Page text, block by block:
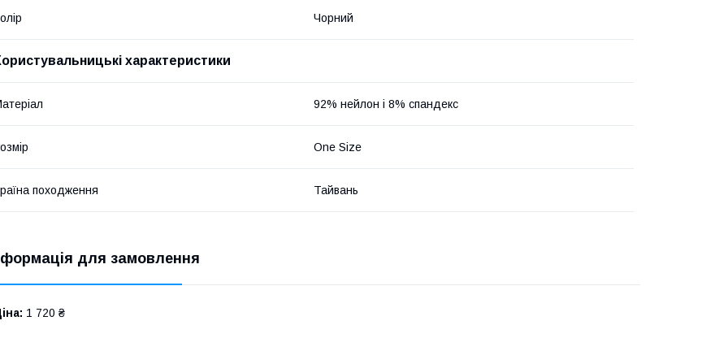
Чорний
характеристики
92% нейлон і 8% спандекс
One Size
походження Тайвань
для замовлення
1 720 ₴